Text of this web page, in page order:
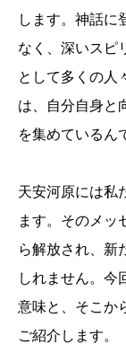
します。神話に
なく、深いスピ
として多くの人
は、自分自身と
を集めているん
天安河原には私
ます。そのメッ
ら解放され、新
しれません。今
意味と、そこか
ご紹介します。